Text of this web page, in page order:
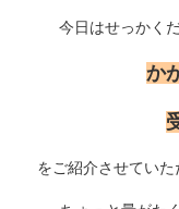
今日はせっかく
か
をご紹介させてい